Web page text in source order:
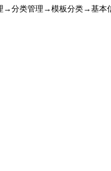
→分类管理→模板分类→基本